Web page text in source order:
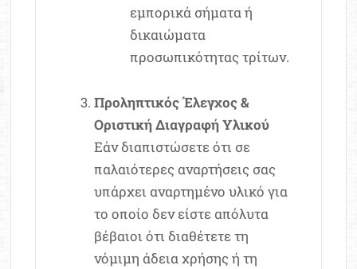
εμπορικά σήματα ή
δικαιώματα
προσωπικότητας τρίτων.
Προληπτικός Έλεγχος &
Οριστική Διαγραφή Υλικού
Εάν διαπιστώσετε ότι σε
παλαιότερες αναρτήσεις σας
υπάρχει αναρτημένο υλικό για
το οποίο δεν είστε απόλυτα
βέβαιοι ότι διαθέτετε τη
νόμιμη άδεια χρήσης ή τη